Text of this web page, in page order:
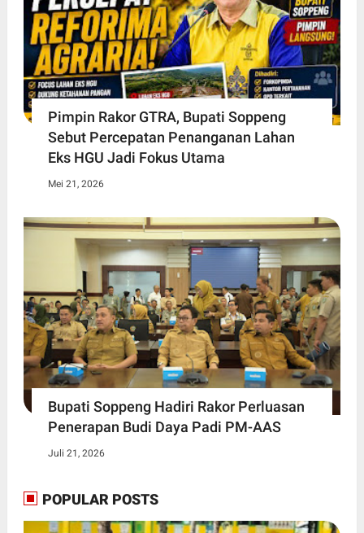
Pimpin Rakor GTRA, Bupati Soppeng
Sebut Percepatan Penanganan Lahan
Eks HGU Jadi Fokus Utama
Mei 21, 2026
Bupati Soppeng Hadiri Rakor Perluasan
Penerapan Budi Daya Padi PM-AAS
Juli 21, 2026
POPULAR POSTS